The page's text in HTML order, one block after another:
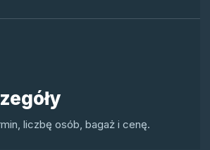
liczbę osób, bagaż i cenę.